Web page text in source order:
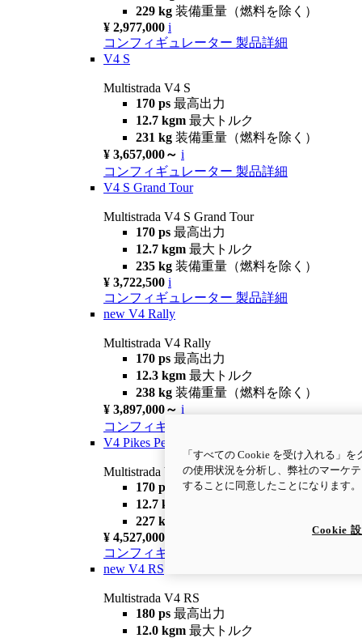
229 kg 装備重量（燃料を除く）
¥ 2,977,000 i
コンフィギュレーター 製品詳細
V4 S
Multistrada V4 S
170 ps 最高出力
12.7 kgm 最大トルク
231 kg 装備重量（燃料を除く）
¥ 3,657,000～ i
コンフィギュレーター 製品詳細
V4 S Grand Tour
Multistrada V4 S Grand Tour
170 ps 最高出力
12.7 kgm 最大トルク
235 kg 装備重量（燃料を除く）
¥ 3,722,500 i
コンフィギュレーター 製品詳細
new V4 Rally
Multistrada V4 Rally
170 ps 最高出力
12.3 kgm 最大トルク
238 kg 装備重量（燃料を除く）
¥ 3,897,000～ i
コンフィギュレーター
V4 Pikes Peak
Multistrada V4 Pikes Peak
170 ps
最高出力
12.7 kgm
227 kg
¥ 4,527,000
コンフィギュレーター
new V4 RS
Multistrada V4 RS
180 ps 最高出力
12.0 kgm 最大トルク
「すべての Cookie を受け入れる」
の使用状況を分析し、弊社のマーケ
することに同意したことになります
Cookie